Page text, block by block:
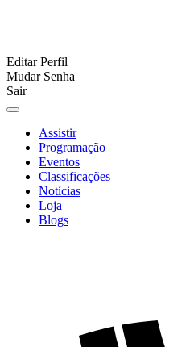
Editar Perfil
Mudar Senha
Sair
Assistir
Programação
Eventos
Classificações
Notícias
Loja
Blogs